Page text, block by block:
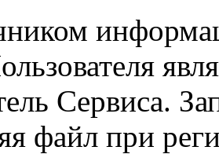
Сервиса.
файл при